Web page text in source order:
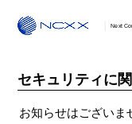
Next
セキュリティに
お知らせはございま